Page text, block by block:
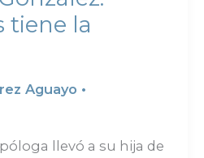
tiene la
Aguayo •
llevó a su hija de